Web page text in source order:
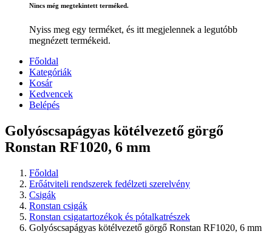
Nincs még megtekintett terméked.
Nyiss meg egy terméket, és itt megjelennek a legutóbb
megnézett termékeid.
Főoldal
Kategóriák
Kosár
Kedvencek
Belépés
Golyóscsapágyas kötélvezető görgő
Ronstan RF1020, 6 mm
Főoldal
Erőátviteli rendszerek fedélzeti szerelvény
Csigák
Ronstan csigák
Ronstan csigatartozékok és pótalkatrészek
Golyóscsapágyas kötélvezető görgő Ronstan RF1020, 6 mm